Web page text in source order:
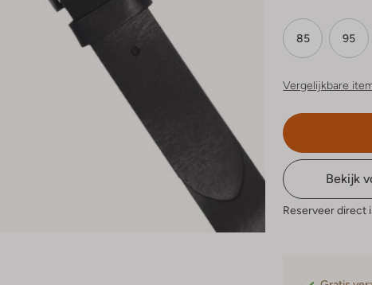
85 95
Vergelijkbare
Bekijk
Reserveer direct